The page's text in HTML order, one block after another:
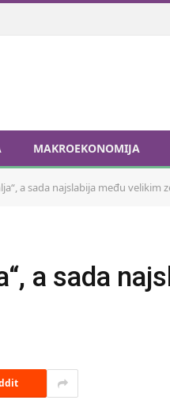
MAKROEKONOMIJA
a sada najslabija među velikim
a sada